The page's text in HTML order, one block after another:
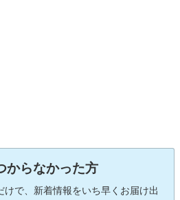
からなかった方
けで、新着情報をいち早くお届け出